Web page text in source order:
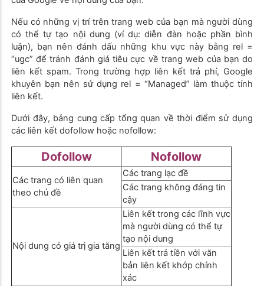
Nếu có những vị trí trên trang web của bạn mà người dùng
có thể tự tạo nội dung (ví dụ: diễn đàn hoặc phần bình
luận), bạn nên đánh dấu những khu vực này bằng rel =
“ugc” để tránh đánh giá tiêu cực về trang web của bạn do
liên kết spam. Trong trường hợp liên kết trả phí, Google
khuyên bạn nên sử dụng rel = “Managed” làm thuộc tính
liên kết.
Dưới đây, bảng cung cấp tổng quan về thời điểm sử dụng
các liên kết dofollow hoặc nofollow:
Dofollow Nofollow
Các trang có liên quan
theo chủ đề
Các trang lạc đề
Các trang không đáng tin
cậy
Nội dung có giá trị gia tăng
Liên kết trong các lĩnh vực
mà người dùng có thể tự
tạo nội dung
Liên kết trả tiền với văn
bản liên kết khớp chính
xác